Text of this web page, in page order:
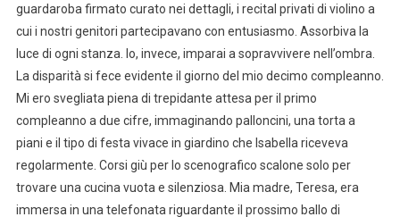
guardaroba firmato curato nei dettagli, i recital privati di violino a
cui i nostri genitori partecipavano con entusiasmo. Assorbiva la
luce di ogni stanza. Io, invece, imparai a sopravvivere nell’ombra.
La disparità si fece evidente il giorno del mio decimo compleanno.
Mi ero svegliata piena di trepidante attesa per il primo
compleanno a due cifre, immaginando palloncini, una torta a
piani e il tipo di festa vivace in giardino che Isabella riceveva
regolarmente. Corsi giù per lo scenografico scalone solo per
trovare una cucina vuota e silenziosa. Mia madre, Teresa, era
immersa in una telefonata riguardante il prossimo ballo di